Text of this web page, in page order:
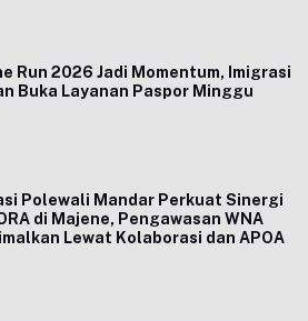
Run 2026 Jadi Momentum, Imigrasi
Buka Layanan Paspor Minggu
Polewali Mandar Perkuat Sinergi
di Majene, Pengawasan WNA
Lewat Kolaborasi dan APOA